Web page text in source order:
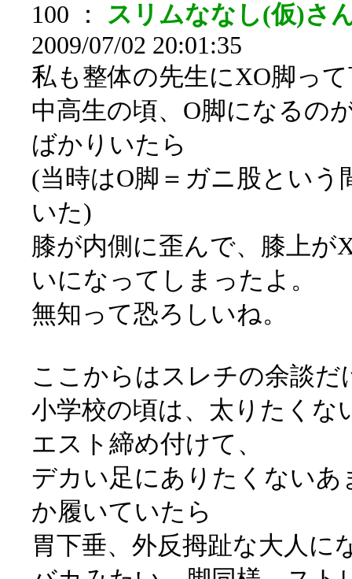
100 ：
スリムななし(仮)さ
2009/07/02 20:01:35
私も整体の先生にXO脚っ
中高生の頃、O脚になるの
ばかりいたら
(当時はO脚＝ガニ股という
いた)
膝が内側に歪んで、膝上が
いになってしまったよ。
無知って恐ろしいね。
ここからはスレチの余談だ
小学校の頃は、太りたくな
エスト締め付けて、
デカい足にありたくない
か履いていたら
胃下垂、外反拇趾な大人に